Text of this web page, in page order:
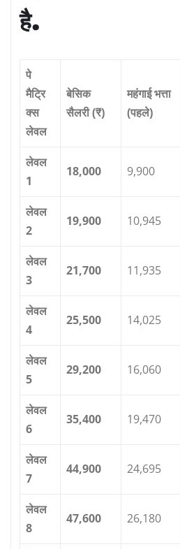
है.
पे
मैट्रि
क्स
लेवल
बेसिक
सैलरी (₹)
महंगाई भत्ता
(पहले)
लेवल
1
18,000 9,900
लेवल
2
19,900 10,945
लेवल
3
21,700 11,935
लेवल
4
25,500 14,025
लेवल
5
29,200 16,060
लेवल
6
35,400 19,470
लेवल
7
44,900 24,695
लेवल
8
47,600 26,180